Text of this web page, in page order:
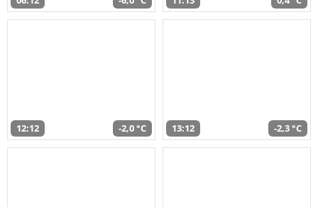
12:12 -2,0 °C 13:12 -2,3 °C